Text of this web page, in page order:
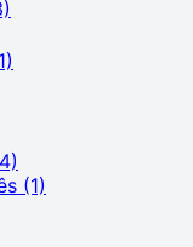
(1)